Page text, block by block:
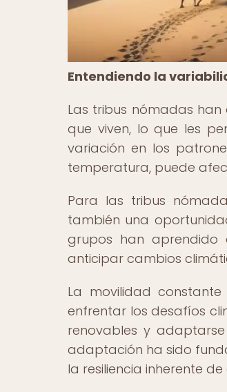
Entendiendo la
Las tribus nómadas
que viven, lo que les
variación en los
temperatura, puede
Para las tribus
también una
grupos han aprendido
anticipar cambios
La movilidad
enfrentar los desafíos
renovables y
adaptación ha sido
la resiliencia inherente